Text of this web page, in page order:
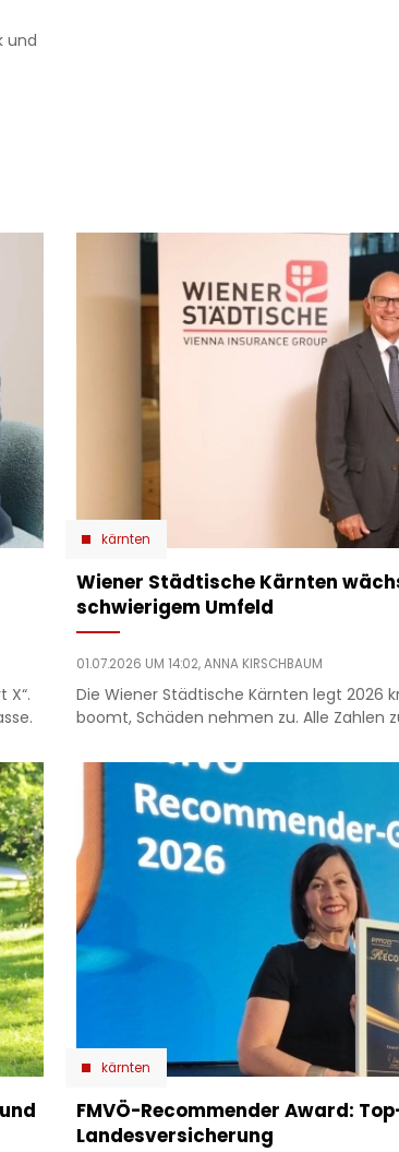
und
X“.
kärnten
Wiener Städtische Kärnten
schwierigem Umfeld
01.07.2026 UM 14:02,ANNA KIRSCHBAUM
Die Wiener Städtische Kärnten legt 2026
boomt, Schäden nehmen zu. Alle Zahlen
kärnten
​FMVÖ-Recommender Award:
Landesversicherung